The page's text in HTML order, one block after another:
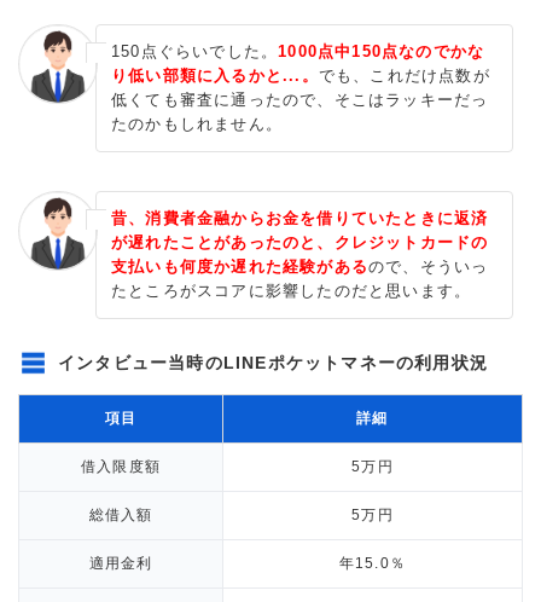
150点ぐらいでした。1000点中150点なのでかな
り低い部類に入るかと...。 でも、これだけ点数が
低くても審査に通ったので、そこはラッキーだっ
たのかもしれません。
昔、消費者金融からお金を借りていたときに返済
が遅れたことがあったのと、クレジットカードの
支払いも何度か遅れた経験があるので、そういっ
たところがスコアに影響したのだと思います。
インタビュー当時のLINEポケットマネーの利用状況
項目 詳細
借入限度額 5万円
総借入額 5万円
適用金利 年15.0％